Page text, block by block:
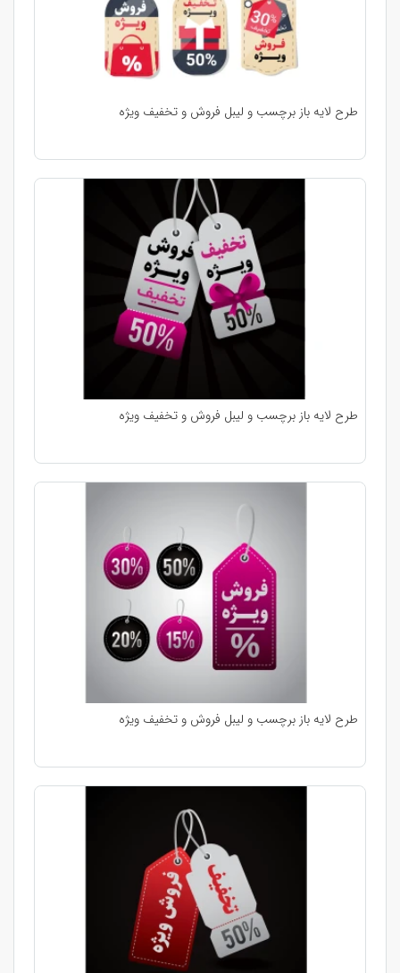
طرح لایه باز برچسب و لیبل فروش و تخفیف ویژه
طرح لایه باز برچسب و لیبل فروش و تخفیف ویژه
طرح لایه باز برچسب و لیبل فروش و تخفیف ویژه